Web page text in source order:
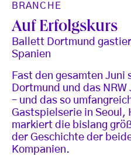
BRANCHE
Auf Erfolgskurs
Ballett Dortmund
Spanien
Fast den gesamten Juni
Dortmund und das
– und das so
Gastspielserie in Seoul,
markiert die bislang
der Geschichte der
Kompanien.